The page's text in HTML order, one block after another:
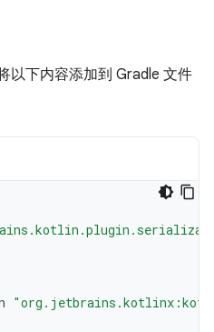
以下内容添加到 Gradle 文件